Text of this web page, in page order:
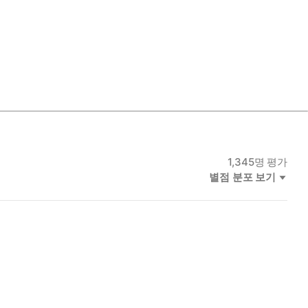
1,345명 평가
별점 분포 보기